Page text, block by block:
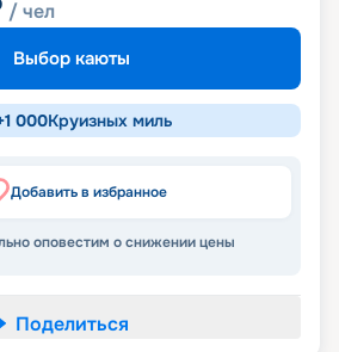
/ чел
Выбор каюты
1 000Круизных миль
Добавить в избранное
оповестим о снижении цены
Поделиться